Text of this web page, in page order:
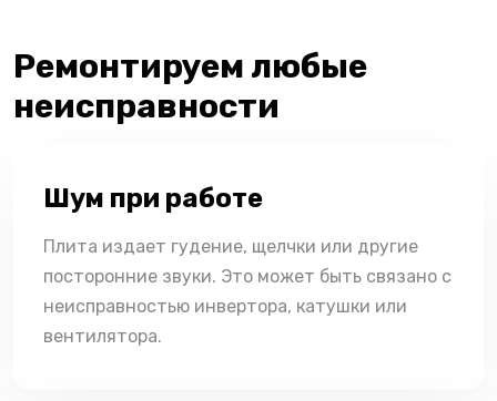
Ремонтируем любые
неисправности
Шум при работе
Плита издает гудение, щелчки или другие
посторонние звуки. Это может быть связано с
неисправностью инвертора, катушки или
вентилятора.